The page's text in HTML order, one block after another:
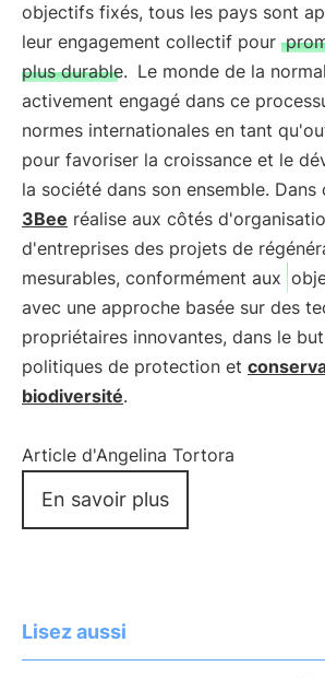
objectifs fixés, tous les pays sont
leur engagement collectif pour
plus durable. Le monde de la
activement engagé dans ce
normes internationales en tant
pour favoriser la croissance et le
la société dans son ensemble. Dans
3Bee réalise aux côtés
d'entreprises des projets de
mesurables, conformément aux
avec une approche basée sur des
propriétaires innovantes, dans le
politiques de protection et
biodiversité.
Article d'Angelina Tortora
En savoir plus
Lisez aussi